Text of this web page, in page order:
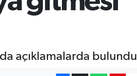
açıklamalarda bulundu